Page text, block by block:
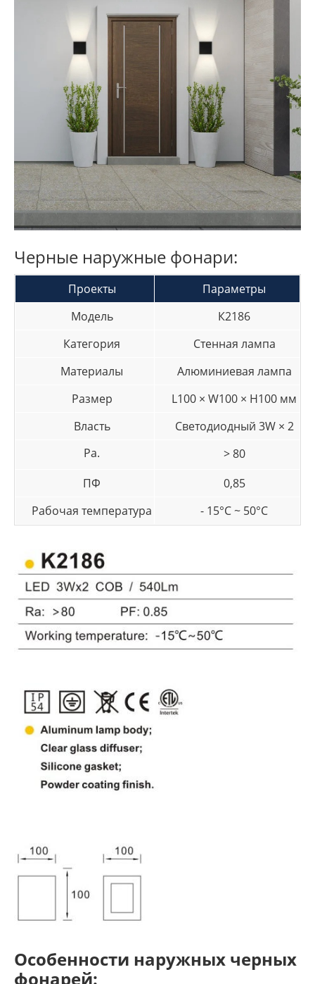
Черные наружные фонари:
Проекты
Параметры
Модель
К2186
Категория
Стенная лампа
Материалы
Алюминиевая лампа
Размер
L100 × W100 × H100 мм
Власть
Светодиодный 3W × 2
Ра.
> 80
ПФ
0,85
Рабочая температура
- 15°C ~ 50°C
Особенности наружных черных
фонарей: